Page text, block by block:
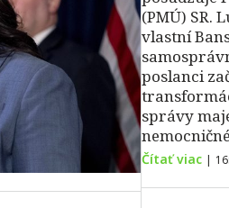
(PMÚ) SR.
vlastní
poslanci
správy
Čítať viac |